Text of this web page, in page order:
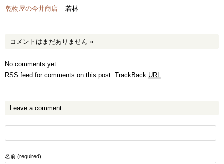
乾物屋の今井商店 若林
コメントはまだありません »
No comments yet.
RSS feed for comments on this post. TrackBack URL
Leave a comment
名前 (required)